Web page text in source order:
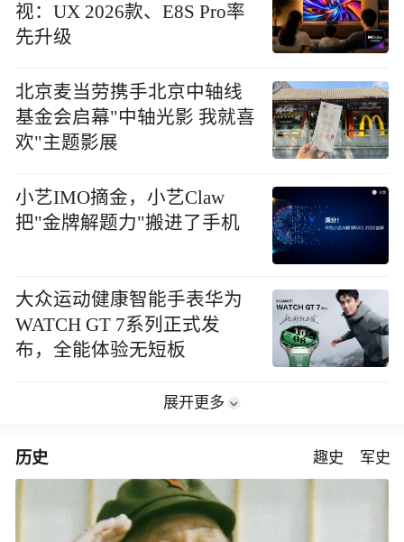
视：UX 2026款、E8S Pro率
先升级
北京麦当劳携手北京中轴线
基金会启幕"中轴光影 我就喜
欢"主题影展
小艺IMO摘金，小艺Claw
把"金牌解题力"搬进了手机
大众运动健康智能手表华为
WATCH GT 7系列正式发
布，全能体验无短板
展开更多
历史 趣史 军史